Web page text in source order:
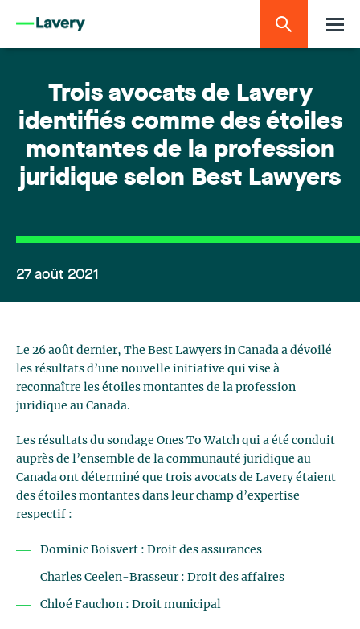
Trois avocats de Lavery
identifiés comme des étoiles
montantes de la profession
juridique selon Best Lawyers
27 août 2021
Le 26 août dernier, The Best Lawyers in Canada a dévoilé
les résultats d’une nouvelle initiative qui vise à
reconnaître les étoiles montantes de la profession
juridique au Canada.
Les résultats du sondage Ones To Watch qui a été conduit
auprès de l’ensemble de la communauté juridique au
Canada ont déterminé que trois avocats de Lavery étaient
des étoiles montantes dans leur champ d’expertise
respectif :
Dominic Boisvert : Droit des assurances
Charles Ceelen-Brasseur : Droit des affaires
Chloé Fauchon : Droit municipal